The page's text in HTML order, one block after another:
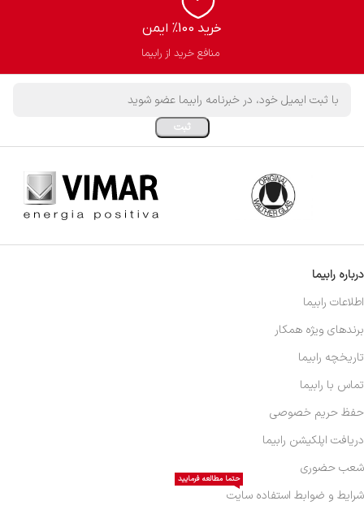
خرید 100% ایمن
منافع خرید از رابیما
درباره رابیما
اطلاعات رابیما
برندهای ویژه همکار
تاریخچه رابیما
تماس با رابیما
حفظ حریم خصوصی
دریافت اپلکیشن رابیما
شعب حضوری
شرایط و ضوابط استفاده سایت
حتما مطالعه فرمایید